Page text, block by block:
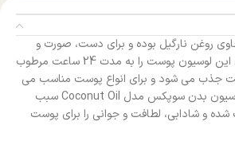
روغن نارگیل بوده و برای دست، صورت و
بدن قابل استفاده است. این لوسیون پوست را به مدت 24 ساعت مرطوب
جذب می شود و برای انواع پوست مناسب می
باشد. استفاده مکرر از لوسیون بدن سوپکس مدل Coconut Oil سبب
و شادابی، لطافت و جوانی را برای پوست